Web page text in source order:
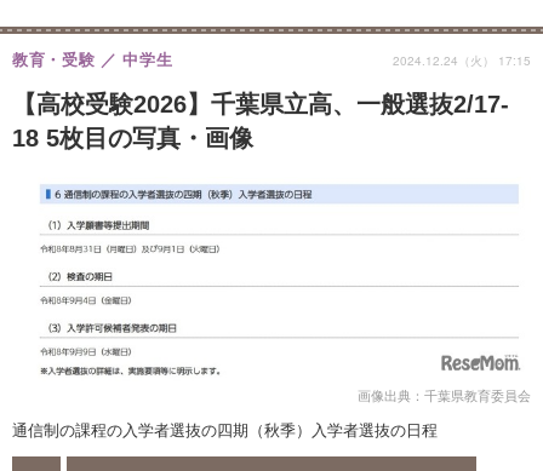
【高校受験2026】千葉県立高、一般選抜2/17-
18 5枚目の写真・画像
教育・受験 中学生 2024.12.24（火） 17:15
画像出典：千葉県教育委員会
通信制の課程の入学者選抜の四期（秋季）入学者選抜の日程